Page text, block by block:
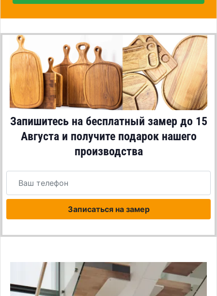
Запишитесь на бесплатный замер до 15
Августаи получите подарок нашего
производства
Записаться на замер